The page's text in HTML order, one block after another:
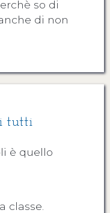
so di
di non
tutti
è quello
classe.